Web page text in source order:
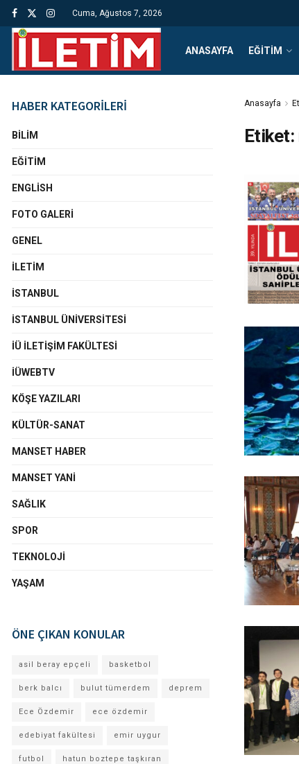
Cuma, Ağustos 7, 2026
ANASAYFA EĞITIM
Anasayfa
Etiket:
HABER KATEGORİLERİ
BILIM
EĞITIM
ENGLISH
FOTO GALERI
GENEL
İLETIM
İSTANBUL
İSTANBUL ÜNIVERSITESI
İÜ İLETIŞIM FAKÜLTESI
İÜWEBTV
KÖŞE YAZILARI
KÜLTÜR-SANAT
MANSET HABER
MANSET YANI
SAĞLIK
SPOR
TEKNOLOJI
YAŞAM
ÖNE ÇIKAN KONULAR
asil beray epçeli basketbol
berk balcı bulut tümerdem deprem
Ece Özdemir ece özdemir
edebiyat fakültesi emir uygur
futbol hatun boztepe taşkıran